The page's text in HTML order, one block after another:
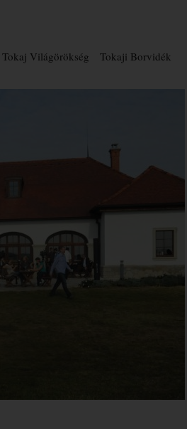
Tokaj Világörökség
Tokaji Borvidék